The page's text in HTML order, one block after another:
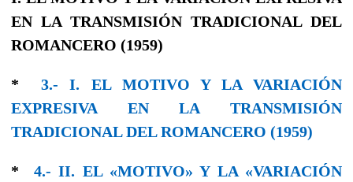
EN LA TRANSMISIÓN TRADICIONAL DEL
ROMANCERO (1959)
*3.- I. EL MOTIVO Y LA VARIACIÓN
EXPRESIVA EN LA TRANSMISIÓN
TRADICIONAL DEL ROMANCERO (1959)
* 4.- II. EL «MOTIVO» Y LA «VARIACIÓN